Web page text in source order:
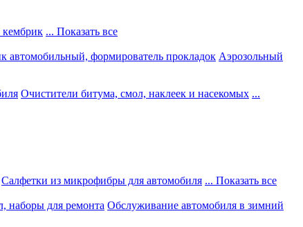
... Показать все
автомобильный, формирователь прокладок Аэрозольный
Очистители битума, смол, наклеек и насекомых ...
Салфетки из микрофибры для автомобиля ... Показать все
наборы для ремонта Обслуживание автомобиля в зимний